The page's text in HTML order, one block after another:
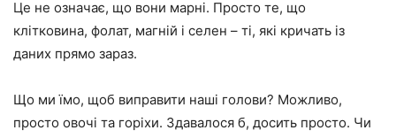
Це не означає, що вони марні. Просто те, що
клітковина, фолат, магній і селен – ті, які кричать із
даних прямо зараз.
Що ми їмо, щоб виправити наші голови? Можливо,
просто овочі та горіхи. Здавалося б, досить просто. Чи